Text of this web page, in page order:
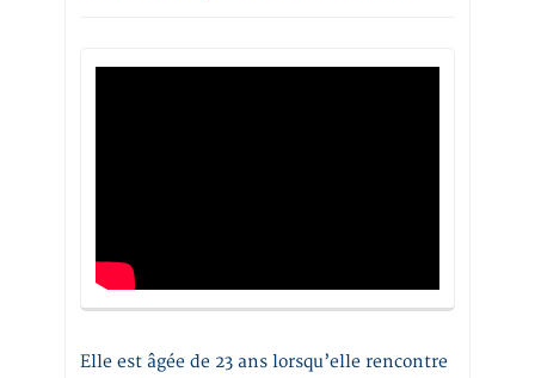
Elle est âgée de 23 ans lorsqu’elle rencontre